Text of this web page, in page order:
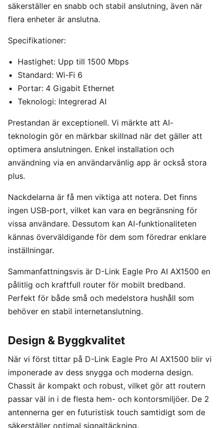
säkerställer en snabb och stabil anslutning, även när
flera enheter är anslutna.
Specifikationer:
Hastighet: Upp till 1500 Mbps
Standard: Wi-Fi 6
Portar: 4 Gigabit Ethernet
Teknologi: Integrerad AI
Prestandan är exceptionell. Vi märkte att AI-
teknologin gör en märkbar skillnad när det gäller att
optimera anslutningen. Enkel installation och
användning via en användarvänlig app är också stora
plus.
Nackdelarna är få men viktiga att notera. Det finns
ingen USB-port, vilket kan vara en begränsning för
vissa användare. Dessutom kan AI-funktionaliteten
kännas överväldigande för dem som föredrar enklare
inställningar.
Sammanfattningsvis är D-Link Eagle Pro AI AX1500 en
pålitlig och kraftfull router för mobilt bredband.
Perfekt för både små och medelstora hushåll som
behöver en stabil internetanslutning.
Design & Byggkvalitet
När vi först tittar på D-Link Eagle Pro AI AX1500 blir vi
imponerade av dess snygga och moderna design.
Chassit är kompakt och robust, vilket gör att routern
passar väl in i de flesta hem- och kontorsmiljöer. De 2
antennerna ger en futuristisk touch samtidigt som de
säkerställer optimal signaltäckning.